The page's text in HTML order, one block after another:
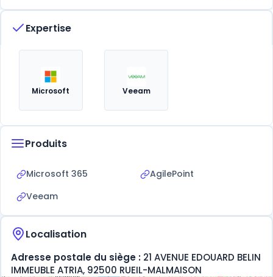
Expertise
Microsoft Veeam
Produits
Microsoft 365
AgilePoint
Veeam
Localisation
Adresse postale du siège : 21 AVENUE EDOUARD BELIN
IMMEUBLE ATRIA, 92500 RUEIL-MALMAISON